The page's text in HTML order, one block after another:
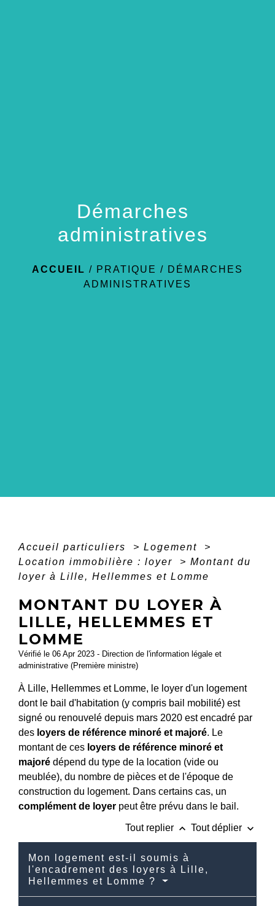
Démarches
administratives
ACCUEIL / PRATIQUE / DÉMARCHES
ADMINISTRATIVES
Accueil particuliers > Logement
>
Location immobilière : loyer
> Montant du
loyer à Lille, Hellemmes et Lomme
MONTANT DU LOYER À
LILLE, HELLEMMES ET
LOMME
Vérifié le 06 Apr 2023 - Direction de l'information légale et
administrative (Première ministre)
À Lille, Hellemmes et Lomme, le loyer d'un logement
dont le bail d'habitation (y compris bail mobilité) est
signé ou renouvelé depuis mars 2020 est encadré par
des loyers de référence minoré et majoré. Le
montant de ces loyers de référence minoré et
majoré dépend du type de la location (vide ou
meublée), du nombre de pièces et de l'époque de
construction du logement. Dans certains cas, un
complément de loyer peut être prévu dans le bail.
Tout replier keyboard_arrow_up Tout déplier keyboard_arrow_down
Mon logement est-il soumis à
l'encadrement des loyers à Lille,
Hellemmes et Lomme ?